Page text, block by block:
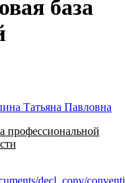
база
Татьяна Павловна
профессиональной
decl_conv/